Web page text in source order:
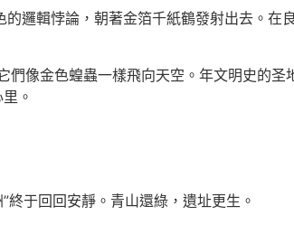
邏輯悖論，朝著金箔千紙鶴發射出去。在
像金色蝗蟲一樣飛向天空。年文明史的圣
。
終于回回安靜。青山還綠，遺址更生。